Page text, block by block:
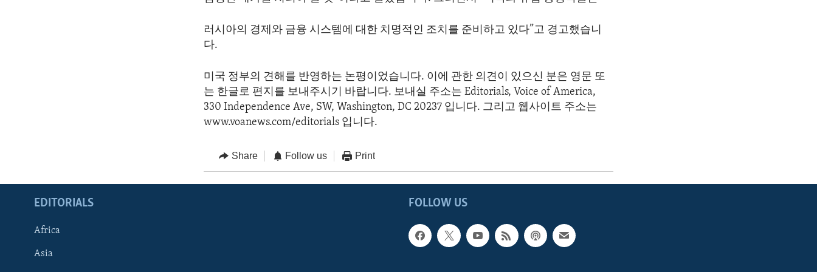
러시아의 경제와 금융 시스템에 대한 치명적인 조치를 준비하고 있다”고 경고했습니
다.
미국 정부의 견해를 반영하는 논평이었습니다. 이에 관한 의견이 있으신 분은 영문 또
는 한글로 편지를 보내주시기 바랍니다. 보내실 주소는 Editorials, Voice of America,
330 Independence Ave, SW, Washington, DC 20237 입니다. 그리고 웹사이트 주소는
www.voanews.com/editorials 입니다.
Share Follow us Print
FOLLOW US
EDITORIALS
Africa
Asia